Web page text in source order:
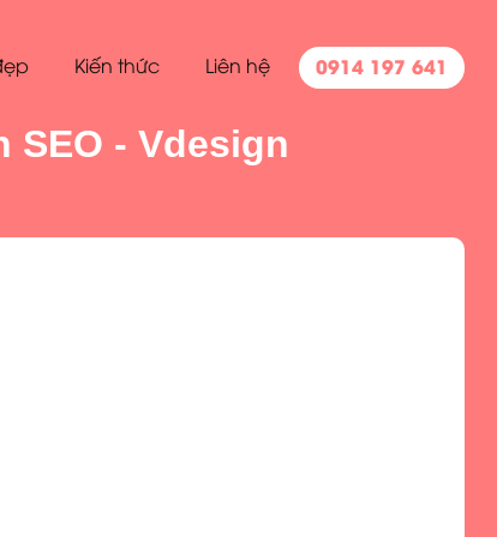
Kiến thức Liên hệ 0914 197 641
SEO - Vdesign